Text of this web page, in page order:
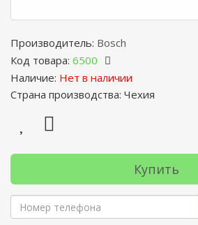
Производитель: Bosch
Код товара: 6500
Наличие: Нет в наличии
Страна производства: Чехия
Купить